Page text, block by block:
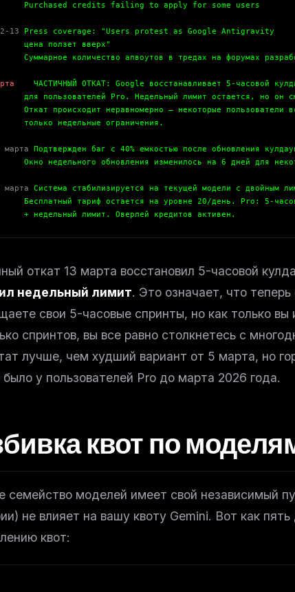
credits failing to apply for some users
13 Press coverage: "Users protest as Google Antigravity
ползет вверх"
количество апвоутов в тредах на форумах
ЧАСТИЧНЫЙ ОТКАТ: Google восстанавливает 5-часовой
Pro. Недельный лимит остается, но он
происходит неравномерно — некоторые пользователи
недельные ограничения.
марта Подтвержден баг с 40% емкостью после обновления
недельного обновления изменилось на 6 дней для
марта Система стабилизируется на текущей модели с двойным
тариф остается на уровне 20/день. Pro: 5-
лимит. Оверлей кредитов активен.
откат 13 марта восстановил 5-часовой
недельный лимит. Это означает, что
свои 5-часовые спринты, но как только
спринтов, вы все равно столкнетесь с
лучше, чем худший вариант от 5 марта, но
было у пользователей Pro до марта 2026 года.
квот по
семейство моделей имеет свой независимый
не влияет на вашу квоту Gemini. Вот как
квот: